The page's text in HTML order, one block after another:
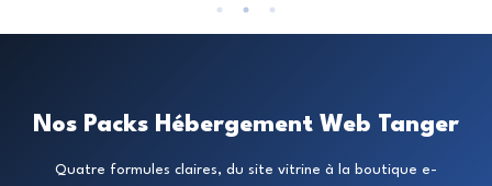
Nos Packs Hébergement Web Tanger
Quatre formules claires, du site vitrine à la boutique e-